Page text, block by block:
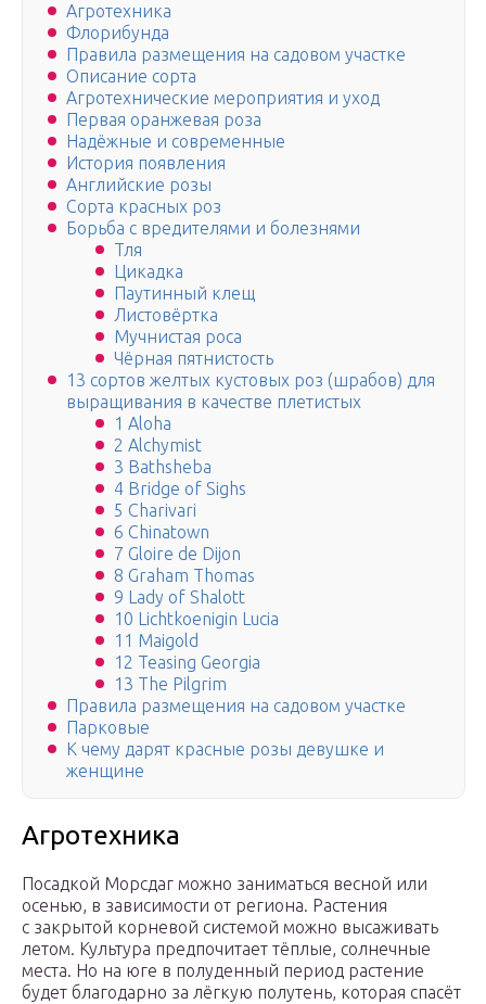
Агротехника
Флорибунда
Правила размещения на садовом участке
Описание сорта
Агротехнические мероприятия и уход
Первая оранжевая роза
Надёжные и современные
История появления
Английские розы
Сорта красных роз
Борьба с вредителями и болезнями
Тля
Цикадка
Паутинный клещ
Листовёртка
Мучнистая роса
Чёрная пятнистость
13 сортов желтых кустовых роз (шрабов) для
выращивания в качестве плетистых
1 Aloha
2 Alchymist
3 Bathsheba
4 Bridge of Sighs
5 Charivari
6 Chinatown
7 Gloire de Dijon
8 Graham Thomas
9 Lady of Shalott
10 Lichtkoenigin Lucia
11 Maigold
12 Teasing Georgia
13 The Pilgrim
Правила размещения на садовом участке
Парковые
К чему дарят красные розы девушке и
женщине
Агротехника
Посадкой Морсдаг можно заниматься весной или
осенью, в зависимости от региона. Растения
с закрытой корневой системой можно высаживать
летом. Культура предпочитает тёплые, солнечные
места. Но на юге в полуденный период растение
будет благодарно за лёгкую полутень, которая спасёт